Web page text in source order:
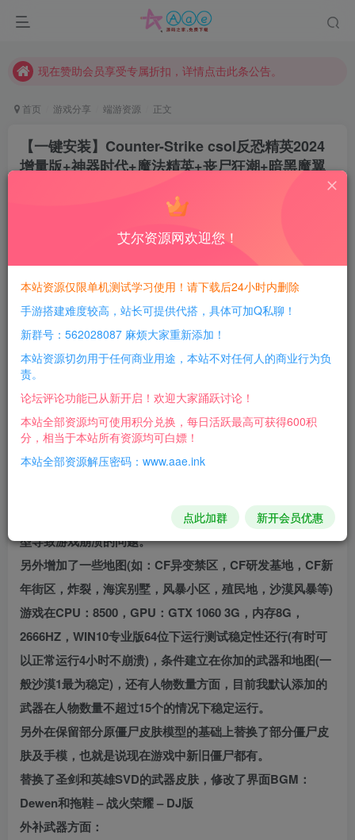
本站一律禁止以任何方式发布或转载任何违法的相关信息，访客发现请向站长举报
请勿相信任何评论区广告！以免上当受骗！
首页 游戏分享 端游资源 正文
【一键安装】Counter-Strike csol反恐精英2024
增量版+神器时代+魔法精英+丧尸狂潮+暗黑魔翼
每日活跃最高可获得600积分！所有资源可以使用
积分免费兑换！
游戏介绍：
该版基于”狐靈酱”分享的3002版修改扩充而成，
为‘Q7ZyWN6’大佬整合僵尸加强二三次元混合版，供大家游
玩及学习，任何人不得用于商业用途及盈利目的。
内容方面主要增加了除龙神碧魄苍龙，次元裁决，巡星重暴
弩之外的一些武器外补(如：兔神破灭晶凰，闪电等)，修复
了光棱剑右键特效问题等。
“高町奈叶”“莉娜·因巴斯”等)调出并修复了海灵娜娜角色模
型导致游戏崩溃的问题。
另外增加了一些地图(如：CF异变禁区，CF研发基地，CF新
年街区，炸裂，海滨别墅，风暴小区，殖民地，沙漠风暴等)
游戏在CPU：8500，GPU：GTX 1060 3G，内存8G，
2666HZ，WIN10专业版64位下运行测试稳定性还行(有时可
以正常运行4小时不崩溃)，条件建立在你加的武器和地图(一
般沙漠1最为稳定)，还有人物数量方面，目前我默认添加的
武器在人物数量不超过15个的情况下稳定运行。
另外在保留部分原僵尸皮肤模型的基础上替换了部分僵尸皮
肤及手模，也就是说现在游戏中新旧僵尸都有。
替换了圣剑和英雄SVD的武器皮肤，修改了界面BGM：
Dewen和拖鞋 – 战火荣耀 – DJ版
外补武器方面：
艾尔资源网欢迎您！
本站资源仅限单机测试学习使用！请下载后24小时内删除
手游搭建难度较高，站长可提供代搭，具体可加Q私聊！
新群号：562028087 麻烦大家重新添加！
本站资源切勿用于任何商业用途，本站不对任何人的商业行为负
责。
论坛评论功能已从新开启！欢迎大家踊跃讨论！
本站全部资源均可使用积分兑换，每日活跃最高可获得600积
分，相当于本站所有资源均可白嫖！
本站全部资源解压密码：www.aae.ink
点此加群 新开会员优惠